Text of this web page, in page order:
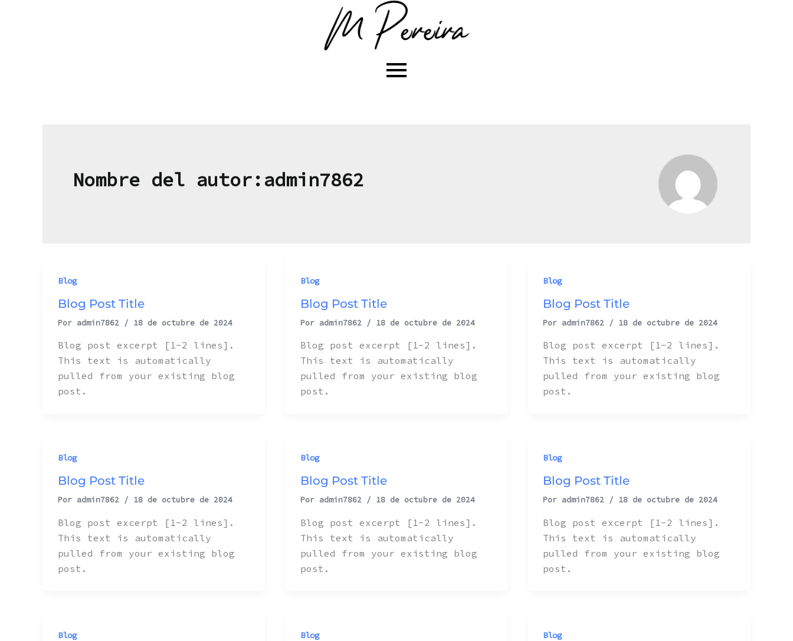
Nombre del autor:admin7862
Blog
Blog Post Title
Por admin7862 / 18 de octubre de 2024
Blog post excerpt [1-2 lines].
This text is automatically
pulled from your existing blog
post.
Blog
Blog Post Title
Por admin7862 / 18 de octubre de 2024
Blog post excerpt [1-2 lines].
This text is automatically
pulled from your existing blog
post.
Blog
Blog Post Title
Por admin7862 / 18 de octubre de 2024
Blog post excerpt [1-2 lines].
This text is automatically
pulled from your existing blog
post.
Blog
Blog Post Title
Por admin7862 / 18 de octubre de 2024
Blog post excerpt [1-2 lines].
This text is automatically
pulled from your existing blog
post.
Blog
Blog Post Title
Por admin7862 / 18 de octubre de 2024
Blog post excerpt [1-2 lines].
This text is automatically
pulled from your existing blog
post.
Blog
Blog Post Title
Por admin7862 / 18 de octubre de 2024
Blog post excerpt [1-2 lines].
This text is automatically
pulled from your existing blog
post.
Blog Blog Blog